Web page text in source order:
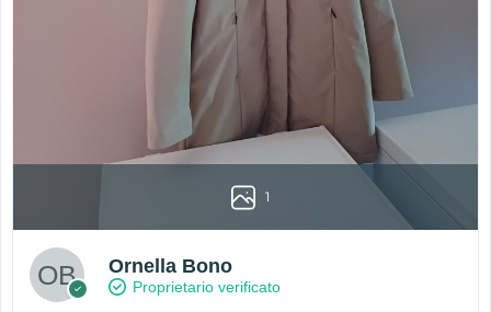
1
Ornella Bono
Proprietario verificato